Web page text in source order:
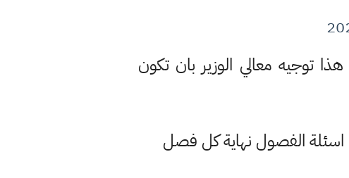
المنهج هذا توجيه معالي الوزير بان تكون